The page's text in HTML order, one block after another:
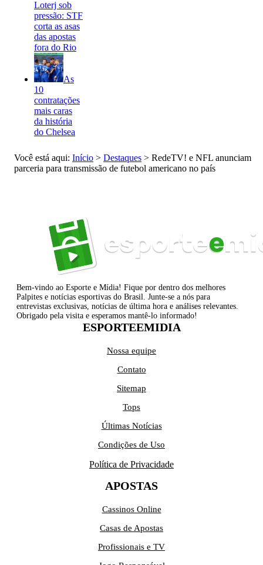
Loterj sob
pressão: STF
corta as asas
das apostas
fora do Rio
As
10
contratações
mais caras
da história
do Chelsea
Você está aqui: Início > Destaques > RedeTV! e NFL anunciam
parceria para transmissão de futebol americano no país
Bem-vindo ao Esporte e Mídia! Fique por dentro dos melhores
Palpites e notícias esportivas do Brasil. Junte-se a nós para
entrevistas exclusivas, notícias de última hora e análises relevantes.
Obrigado pela visita e esperamos mantê-lo informado!
ESPORTEEMIDIA
Nossa equipe
Contato
Sitemap
Tops
Últimas Notícias
Condições de Uso
Política de Privacidade
APOSTAS
Cassinos Online
Casas de Apostas
Profissionais e TV